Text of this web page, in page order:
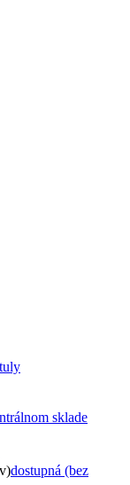
sklade
dostupná (bez